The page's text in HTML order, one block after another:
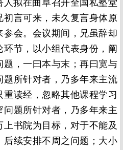
人拟在曲阜召开全国私塾堂
初言可来，未久复言身体原
参会。会议期间，兄虽辞却
节，以小组代表身份，阐
，一曰本与末；再曰宽与
题所针对者，乃多年来主流
读经，忽略其他课程学习
题所针对者，乃多年来主
书院为目标，对于不能及
后续安排不周之问题；大小